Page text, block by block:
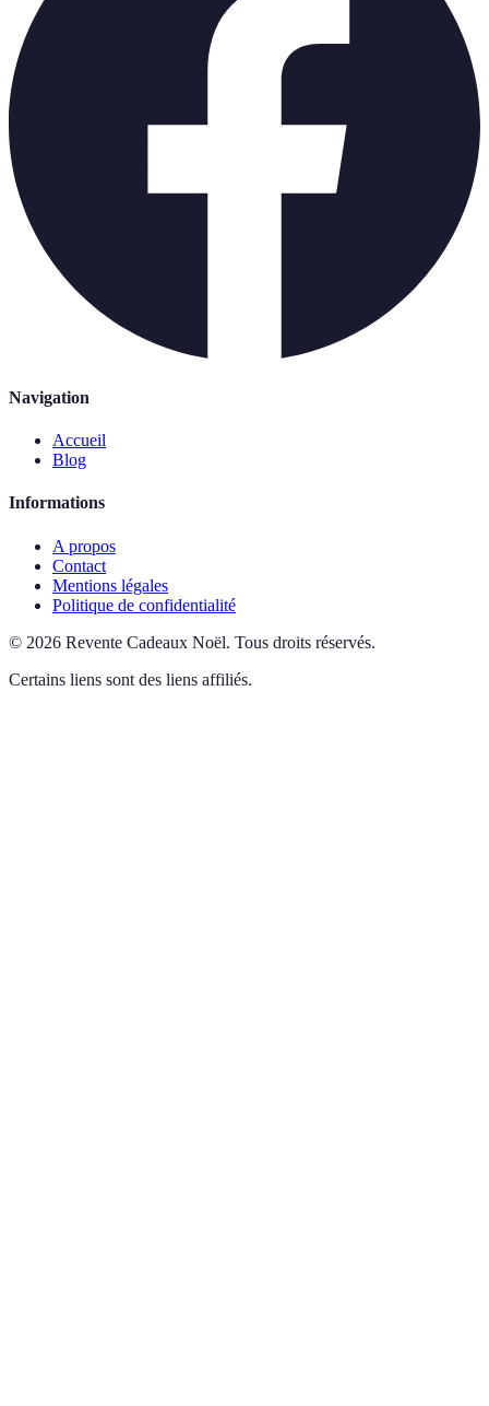
Navigation
Accueil
Blog
Informations
A propos
Contact
Mentions légales
Politique de confidentialité
© 2026 Revente Cadeaux Noël. Tous droits réservés.
Certains liens sont des liens affiliés.